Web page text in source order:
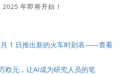
年即将开始！
月 1 日推出新的火车时刻表——查看
欧元，让AI成为研究人员的笔